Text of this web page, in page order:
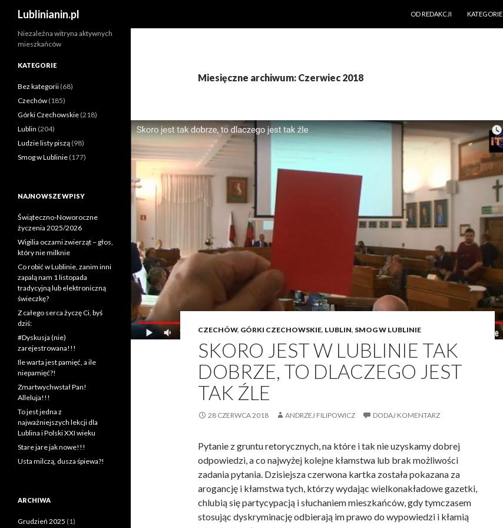
Lublinianin.pl
OD REDAKCJI
KATEGORIE
Miesięczne archiwum: Czerwiec 2018
CZECHÓW, GÓRKI CZECHOWSKIE, LUBLIN, SMOG W LUBLINIE
SKORO JEST W LUBLINIE TAK
DOBRZE, TO DLACZEGO JEST
TAK ŹLE
28 CZERWCA 2018 ANDRZEJ FILIPOWICZ DODAJ KOMENTARZ
Pytanie z gruntu retorycznych, na które i tak nie uzyskamy dobrej
odpowiedzi, a co najwyżej kolejne kłamstwa lub brak możliwości
zadania pytania. Dzisiejsza czerwona kartka została pokazana za
arogancję i kłamstwa tych, którzy wydając wielkonakładowe gazetki,
chlubią się partycypacją i słuchaniem mieszkańców, gdy tymczasem
stosując dyskryminację odbierają im prawo do wypowiedzi i kłamią
Niezależna witryna aktywnych
mieszkańców
KATEGORIE
Bez kategorii (68)
Czechów (185)
Górki Czechowskie (218)
Lublin (204)
Ludzie listy piszą (98)
Smog w Lublinie (177)
NAJNOWSZE WPISY
Świąteczno-Noworoczne
życzenia 2025/2026
Wigilia oczami zwierząt – głos,
który nie milknie
Co robić w Lublinie, zanim inni
zapalą nam 1 listopada
tradycyjną lub elektroniczną
świeczkę?
Z całego serca życzę Ci, byś
dziś:
#Dyskusja (nie)
zarejestrowana!!!
Ile warta jest pamięć, a ile
niepamięć?!
Zmartwychwstał Pan!
Alleluja!!!
To jest jedna z
najważniejszych lekcji dla
Lublina i Polski XXI wieku
Stare jare jak nowe!!!
Usta milczą, dusza śpiewa?!
ARCHIWA
Grudzień 2025 (1)